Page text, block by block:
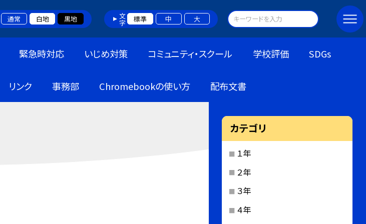
通常 白地 黒地 文字 標準 中 大
緊急時対応 いじめ対策 コミュニティ・スクール 学校評価 SDGs
リンク 事務部 Chromebookの使い方 配布文書
カテゴリ
１年
２年
３年
４年